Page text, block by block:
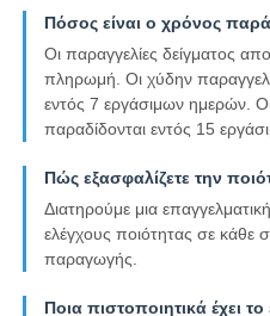
Πόσος είναι ο χρόνος
Οι παραγγελίες δείγματος
πληρωμή. Οι χύδην
εντός 7 εργάσιμων ημερών.
παραδίδονται εντός 15
Πώς εξασφαλίζετε την
Διατηρούμε μια
ελέγχους ποιότητας σε κάθε
παραγωγής.
Ποια πιστοποιητικά έχει